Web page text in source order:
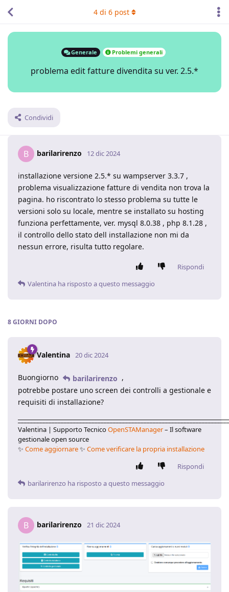
Generale Problemi generali
problema edit fatture divendita su ver. 2.5.*
Condividi
4di 6post
B barilarirenzo 12 dic 2024
installazione versione 2.5.* su wampserver 3.3.7 ,
problema visualizzazione fatture di vendita non trova la
pagina. ho riscontrato lo stesso problema su tutte le
versioni solo su locale, mentre se installato su hosting
funziona perfettamente, ver. mysql 8.0.38 , php 8.1.28 ,
il controllo dello stato dell installazione non mi da
nessun errore, risulta tutto regolare.
Rispondi
Valentina ha risposto a questo messaggio
8 GIORNI DOPO
Valentina 20 dic 2024
Buongiorno barilarirenzo ,
potrebbe postare uno screen dei controlli a gestionale e
requisiti di installazione?
Valentina | Supporto TecnicoOpenSTAManager– Il software
gestionale open source
✨ Come aggiornare✨ Come verificare la propria installazione
Rispondi
barilarirenzo ha risposto a questo messaggio
B barilarirenzo 21 dic 2024